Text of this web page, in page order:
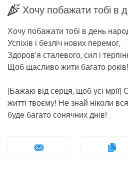
Хочу побажати тобі в
Хочу побажати тобі в день
Успіхів і безліч нових перемог,
Здоров'я сталевого, сил і
Щоб щасливо жити багато років!
|Бажаю від серця, щоб усі мрії|
житті твоєму! Не знай ніколи
буде багато сонячних днів!